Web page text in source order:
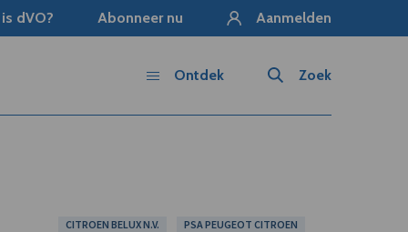
dVO? Abonneer nu Aanmelden
Zoek
Ontdek
CITROEN BELUX N.V. PSA PEUGEOT CITROEN